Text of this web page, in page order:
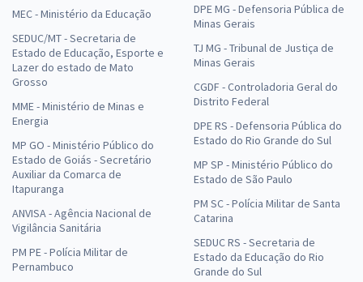
MEC - Ministério da Educação
SEDUC/MT - Secretaria de
Estado de Educação, Esporte e
Lazer do estado de Mato
Grosso
MME - Ministério de Minas e
Energia
MP GO - Ministério Público do
Estado de Goiás - Secretário
Auxiliar da Comarca de
Itapuranga
ANVISA - Agência Nacional de
Vigilância Sanitária
PM PE - Polícia Militar de
Pernambuco
DPE MG - Defensoria Pública de
Minas Gerais
TJ MG - Tribunal de Justiça de
Minas Gerais
CGDF - Controladoria Geral do
Distrito Federal
DPE RS - Defensoria Pública do
Estado do Rio Grande do Sul
MP SP - Ministério Público do
Estado de São Paulo
PM SC - Polícia Militar de Santa
Catarina
SEDUC RS - Secretaria de
Estado da Educação do Rio
Grande do Sul